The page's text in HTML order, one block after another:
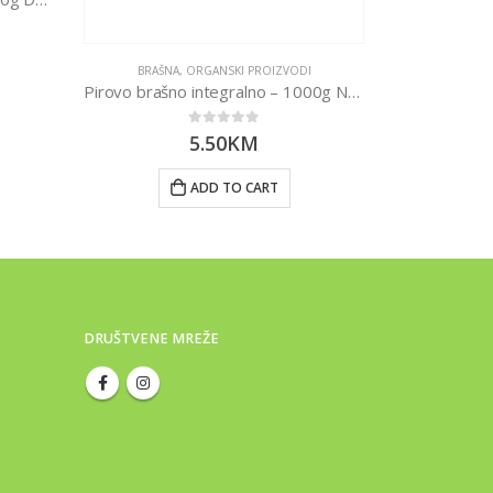
BRAŠNA, ORGANSKI PROIZVODI
Pirovo brašno integralno – 1000g Nutrigold
0out of 5
5.50KM
ADD TO CART
DRUŠTVENE MREŽE